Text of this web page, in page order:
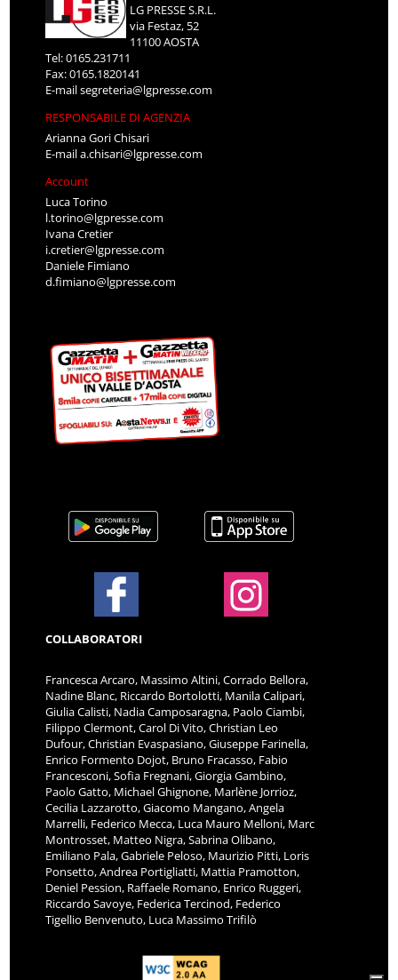
LG PRESSE S.R.L.
via Festaz, 52
11100 AOSTA
Tel: 0165.231711
Fax: 0165.1820141
E-mailsegreteria@lgpresse.com
RESPONSABILE DI AGENZIA
Arianna Gori Chisari
E-maila.chisari@lgpresse.com
Account
Luca Torino
l.torino@lgpresse.com
Ivana Cretier
i.cretier@lgpresse.com
Daniele Fimiano
d.fimiano@lgpresse.com
COLLABORATORI
Francesca Arcaro, Massimo Altini, Corrado Bellora,
Nadine Blanc, Riccardo Bortolotti, Manila Calipari,
Giulia Calisti, Nadia Camposaragna, Paolo Ciambi,
Filippo Clermont, Carol Di Vito, Christian Leo
Dufour, Christian Evaspasiano, Giuseppe Farinella,
Enrico Formento Dojot, Bruno Fracasso, Fabio
Francesconi, Sofia Fregnani, Giorgia Gambino,
Paolo Gatto, Michael Ghignone, Marlène Jorrioz,
Cecilia Lazzarotto, Giacomo Mangano, Angela
Marrelli, Federico Mecca, Luca Mauro Melloni, Marc
Montrosset, Matteo Nigra, Sabrina Olibano,
Emiliano Pala, Gabriele Peloso, Maurizio Pitti, Loris
Ponsetto, Andrea Portigliatti, Mattia Pramotton,
Deniel Pession, Raffaele Romano, Enrico Ruggeri,
Riccardo Savoye, Federica Tercinod, Federico
Tigellio Benvenuto, Luca Massimo Trifilò